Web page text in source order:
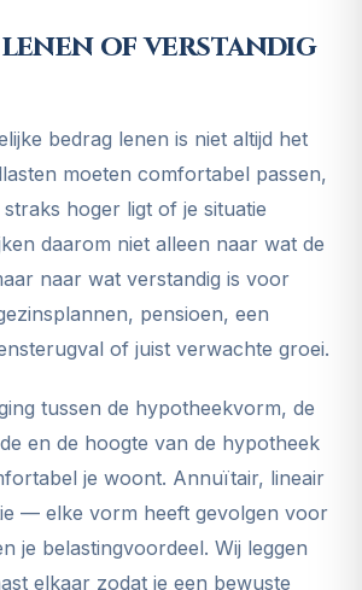
lenen of verstandig
bedrag lenen is niet altijd het
moeten comfortabel passen,
hoger ligt of je situatie
daarom niet alleen naar wat de
naar wat verstandig is voor
pensioen, een
of juist verwachte groei.
tussen de hypotheekvorm, de
en de hoogte van de hypotheek
je woont. Annuïtair, lineair
— elke vorm heeft gevolgen voor
je belastingvoordeel. Wij leggen
elkaar zodat je een bewuste